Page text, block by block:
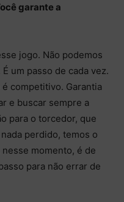
garante a
jogo. Não podemos
um passo de cada vez.
competitivo. Garantia
e buscar sempre a
para o torcedor, que
perdido, temos o
momento, é de
para não errar de